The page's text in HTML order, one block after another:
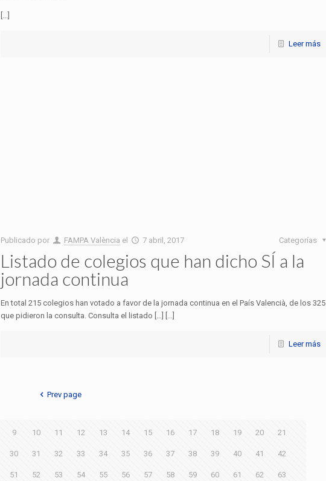
[...]
Leer más
Publicado por FAMPA València el 7 abril, 2017 Categorías
Listado de colegios que han dicho SÍ a la
jornada continua
En total 215 colegios han votado a favor de la jornada continua en el País Valencià, de los 325
que pidieron la consulta. Consulta el listado […] [...]
Leer más
Prev page
9 10 11 12 13 14 15 16 17 18 19 20 21
30 31 32 33 34 35 36 37 38 39 40 41 42
51 52 53 54 55 56 57 58 59 60 61 62 63